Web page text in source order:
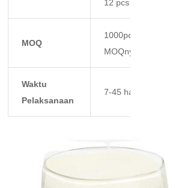
12 pcs dalam
MOQ
1000pcs, untuk
MOQnya fleksibel.
Waktu
Pelaksanaan
7-45 hari